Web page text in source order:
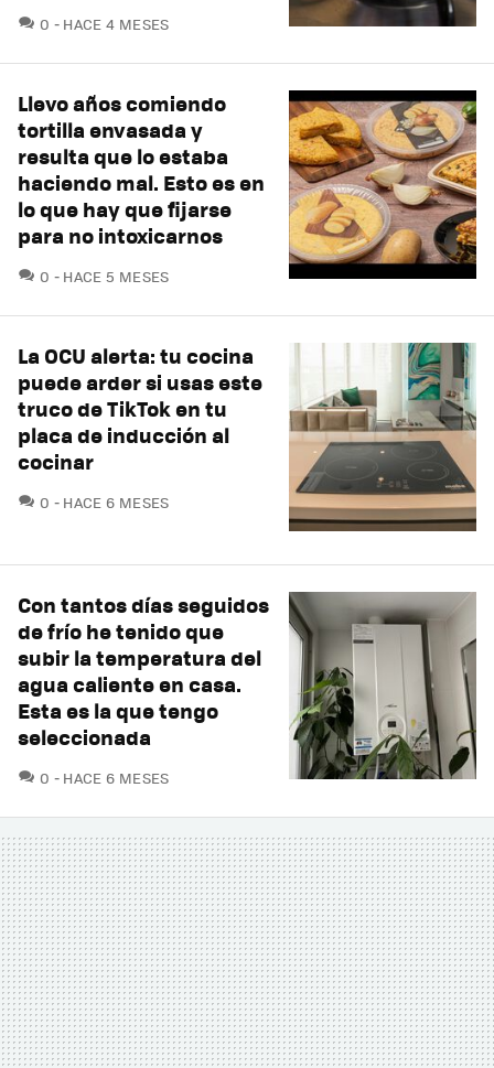
0 COMENTARIOS
HACE 4 MESES
Llevo años comiendo
tortilla envasada y
resulta que lo estaba
haciendo mal. Esto es en
lo que hay que fijarse
para no intoxicarnos
0 COMENTARIOS
HACE 5 MESES
La OCU alerta: tu cocina
puede arder si usas este
truco de TikTok en tu
placa de inducción al
cocinar
0 COMENTARIOS
HACE 6 MESES
Con tantos días seguidos
de frío he tenido que
subir la temperatura del
agua caliente en casa.
Esta es la que tengo
seleccionada
0 COMENTARIOS
HACE 6 MESES